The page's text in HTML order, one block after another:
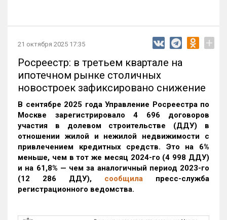
21 октября 2025 17:35 +
Росреестр: в третьем квартале на
ипотечном рынке столичных
новостроек зафиксировано снижение
В сентябре 2025 года Управление Росреестра по
Москве зарегистрировало 4 696 договоров
участия в долевом строительстве (ДДУ) в
отношении жилой и нежилой недвижимости с
привлечением кредитных средств. Это на 6%
меньше, чем в тот же месяц 2024-го (4 998 ДДУ)
и на 61,8% — чем за аналогичный период 2023-го
(12 286 ДДУ), сообщила пресс-служба
регистрационного ведомства.